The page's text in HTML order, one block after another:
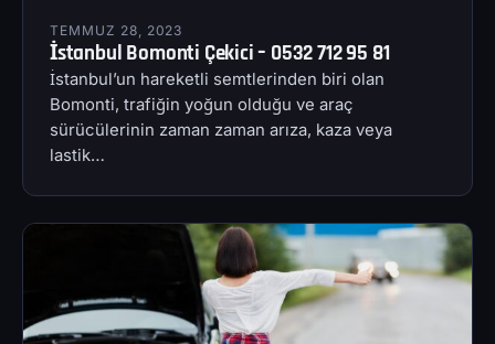
TEMMUZ 28, 2023
İstanbul Bomonti Çekici – 0532 712 95 81
İstanbul’un hareketli semtlerinden biri olan
Bomonti, trafiğin yoğun olduğu ve araç
sürücülerinin zaman zaman arıza, kaza veya
lastik…